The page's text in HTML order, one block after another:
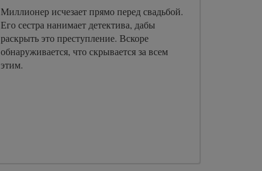
Миллионер исчезает прямо перед свадьбой.
Его сестра нанимает детектива, дабы
раскрыть это преступление. Вскоре
обнаруживается, что скрывается за всем
этим.